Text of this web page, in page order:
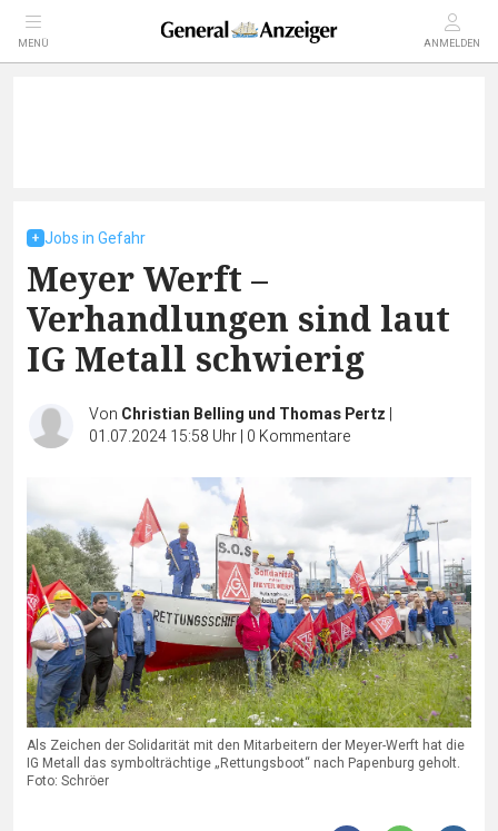
MENÜ ANMELDEN
Jobs in Gefahr
Meyer Werft –
Verhandlungen sind laut
IG Metall schwierig
Von Christian Belling und Thomas Pertz |
01.07.2024 15:58 Uhr| 0 Kommentare
Als Zeichen der Solidarität mit den Mitarbeitern der Meyer-Werft hat die
IG Metall das symbolträchtige „Rettungsboot“ nach Papenburg geholt.
Foto: Schröer